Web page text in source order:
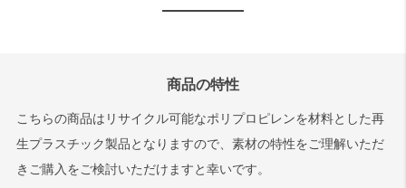
商品の特性
こちらの商品はリサイクル可能なポリプロピレンを材料とした再
生プラスチック製品となりますので、素材の特性をご理解いただ
きご購入をご検討いただけますと幸いです。